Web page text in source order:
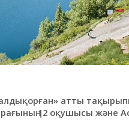
атты
12 оқушысы және